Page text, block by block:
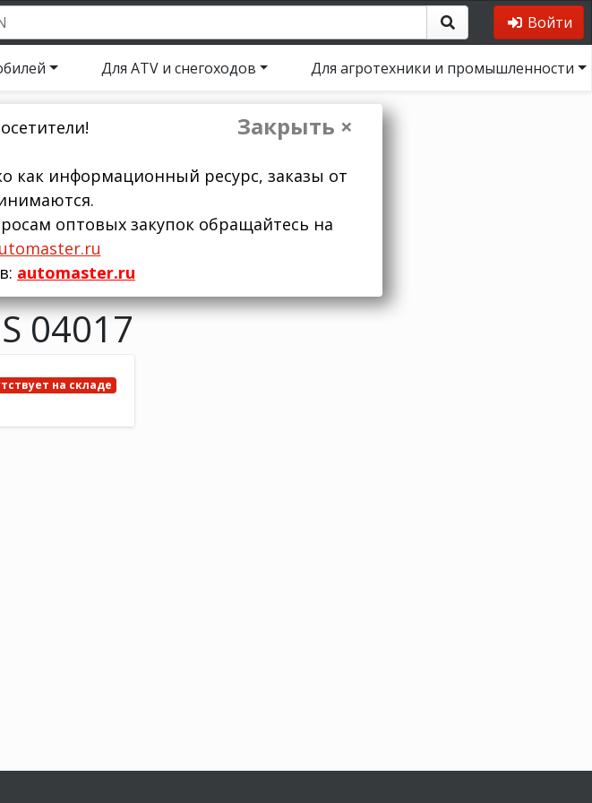
Войти
Для ATV и снегоходов Для агротехники и промышленности
Закрыть ×
как информационный ресурс, заказы от
оптовых закупок обращайтесь на
automaster.ru
04017
на складе